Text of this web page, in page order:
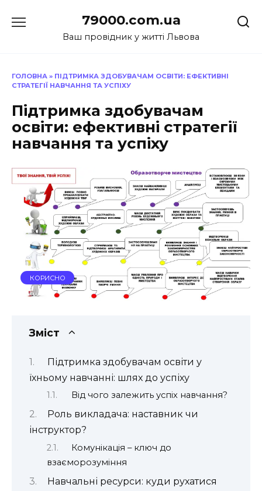
до
79000.com.ua
Ваш провідник у житті Львова
ГОЛОВНА » ПІДТРИМКА ЗДОБУВАЧАМ ОСВІТИ: ЕФЕКТИВНІ
СТРАТЕГІЇ НАВЧАННЯ ТА УСПІХУ
Підтримка здобувачам
освіти: ефективні стратегії
навчання та успіху
КОРИСНО
Зміст
Підтримка здобувачам освіти у
їхньому навчанні: шлях до успіху
Від чого залежить успіх навчання?
Роль викладача: наставник чи
інструктор?
Комунікація – ключ до
взаєморозуміння
Навчальні ресурси: куди рухатися